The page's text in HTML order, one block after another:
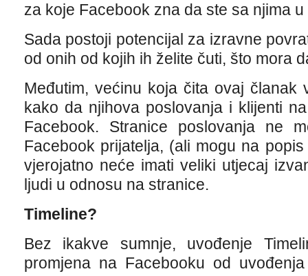
za koje Facebook zna da ste sa njima
Sada postoji potencijal za izravne
od onih od kojih ih želite čuti, što mora
Međutim, većinu koja čita ovaj članak
kako da njihova poslovanja i klijenti
Facebook. Stranice poslovanja ne
Facebook prijatelja, (ali mogu na
vjerojatno neće imati veliki utjecaj
ljudi u odnosu na stranice.
Timeline?
Bez ikakve sumnje, uvođenje
promjena na Facebooku od